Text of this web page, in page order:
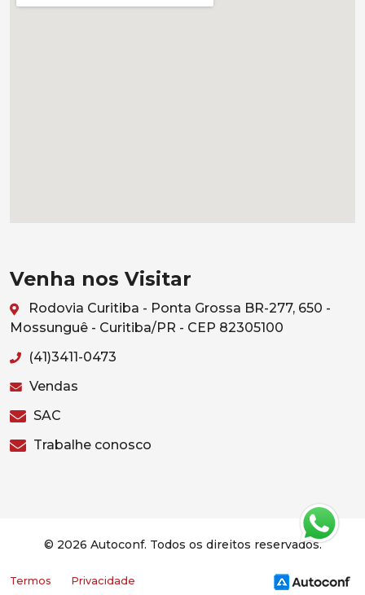
Venha nos Visitar
Rodovia Curitiba - Ponta Grossa BR-277, 650 -
Mossunguê - Curitiba/PR - CEP 82305100
(41)3411-0473
Vendas
SAC
Trabalhe conosco
© 2026 Autoconf. Todos os direitos reservados.
Termos Privacidade